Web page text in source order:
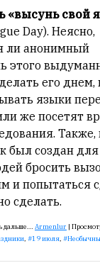
«высунь свой
Day). Неясно,
ли анонимный
этого
его
языки
же посетят
Также,
был создан
бросить
и попытаться
сделать.
дальше... Armenlur |
, 19 июля,